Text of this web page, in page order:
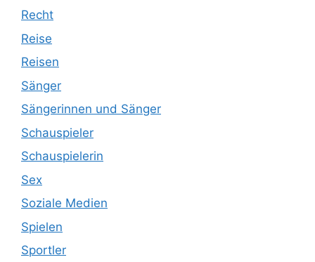
Recht
Reise
Reisen
Sänger
Sängerinnen und Sänger
Schauspieler
Schauspielerin
Sex
Soziale Medien
Spielen
Sportler